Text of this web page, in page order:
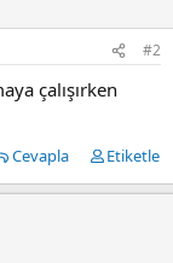
#2
çalışırken
Cevapla Etiketle